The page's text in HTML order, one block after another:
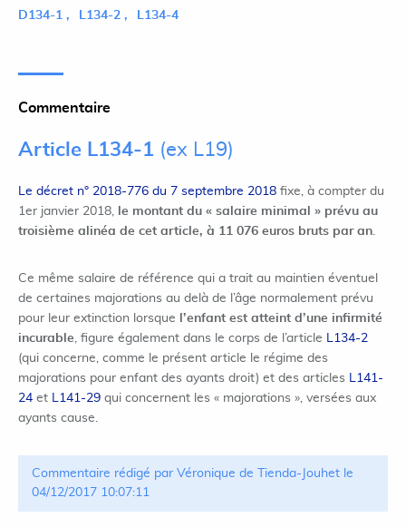
D134-1 L134-2 L134-4
Commentaire
Article L134-1 (ex L19)
Le décret n° 2018-776 du 7 septembre 2018 fixe, à compter du
1er janvier 2018, le montant du « salaire minimal » prévu au
troisième alinéa de cet article, à 11 076 euros bruts par an.
Ce même salaire de référence qui a trait au maintien éventuel
de certaines majorations au delà de l’âge normalement prévu
pour leur extinction lorsque
l’enfant est atteint d’une infirmité
incurable, figure également dans le corps de l’article L134-2
(qui concerne, comme le présent article le régime des
majorations pour enfant des ayants droit) et des articles L141-
24 et L141-29 qui concernent les « majorations », versées aux
ayants cause.
Commentaire rédigé par Véronique de Tienda-Jouhet le
04/12/2017 10:07:11